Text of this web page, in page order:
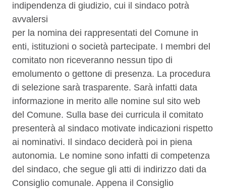
indipendenza di giudizio, cui il sindaco potrà
avvalersi
per la nomina dei rappresentati del Comune in
enti, istituzioni o società partecipate. I membri del
comitato non riceveranno nessun tipo di
emolumento o gettone di presenza. La procedura
di selezione sarà trasparente. Sarà infatti data
informazione in merito alle nomine sul sito web
del Comune. Sulla base dei curricula il comitato
presenterà al sindaco motivate indicazioni rispetto
ai nominativi. Il sindaco deciderà poi in piena
autonomia. Le nomine sono infatti di competenza
del sindaco, che segue gli atti di indirizzo dati da
Consiglio comunale. Appena il Consiglio